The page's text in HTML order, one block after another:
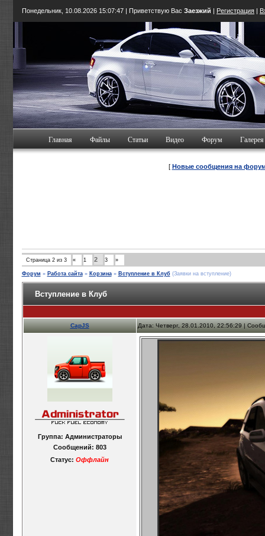
Понедельник, 10.08.2026 15:07:48 | Приветствую Вас Заезжий | Регистрация |
Главная Файлы Статьи Видео Форум Галерея
[ Новые сообщения на
Страница 2из 3 « 1 2 3 »
Форум » Работа сайта » Корзина » Вступление в Клуб (Заявки на вступление)
Вступление в Клуб
CapJS Дата: Четверг, 28.01.2010, 22:56:29 |
Группа: Администраторы
Сообщений: 803
Статус: Оффлайн